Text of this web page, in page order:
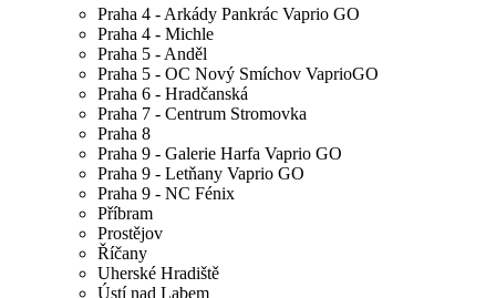
Praha 4 - Arkády Pankrác Vaprio GO
Praha 4 - Michle
Praha 5 - Anděl
Praha 5 - OC Nový Smíchov VaprioGO
Praha 6 - Hradčanská
Praha 7 - Centrum Stromovka
Praha 8
Praha 9 - Galerie Harfa Vaprio GO
Praha 9 - Letňany Vaprio GO
Praha 9 - NC Fénix
Příbram
Prostějov
Říčany
Uherské Hradiště
Ústí nad Labem